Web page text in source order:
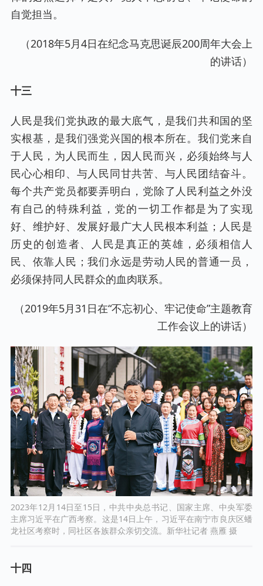
自觉担当。
（2018年5月4日在纪念马克思诞辰200周年大会上
的讲话）
十三
人民是我们党执政的最大底气，是我们共和国的坚
实根基，是我们强党兴国的根本所在。我们党来自
于人民，为人民而生，因人民而兴，必须始终与人
民心心相印、与人民同甘共苦、与人民团结奋斗。
每个共产党员都要弄明白，党除了人民利益之外没
有自己的特殊利益，党的一切工作都是为了实现
好、维护好、发展好最广大人民根本利益；人民是
历史的创造者、人民是真正的英雄，必须相信人
民、依靠人民；我们永远是劳动人民的普通一员，
必须保持同人民群众的血肉联系。
（2019年5月31日在“不忘初心、牢记使命”主题教育
工作会议上的讲话）
2023年12月14日至15日，中共中央总书记、国家主席、中央军委
主席习近平在广西考察。这是14日上午，习近平在南宁市良庆区蟠
龙社区考察时，同社区各族群众亲切交流。新华社记者 燕雁 摄
十四